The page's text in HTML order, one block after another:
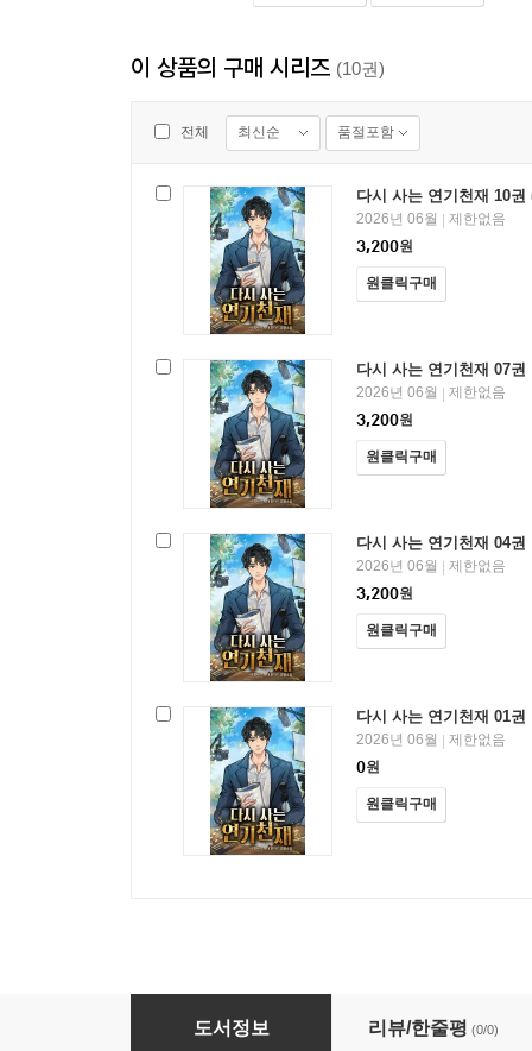
이 상품의 구매 시리즈 (10권)
전체 최신순 품절포함
다시 사는 연기천재 10권
2026년 06월
제한없음
3,200원
원클릭구매
다시 사는 연기천재 07권
2026년 06월
제한없음
3,200원
원클릭구매
다시 사는 연기천재 04권
2026년 06월
제한없음
3,200원
원클릭구매
다시 사는 연기천재 01권
2026년 06월
제한없음
0원
원클릭구매
다시 사는 연기천재
도서정보 리뷰/한줄평 (0/0)